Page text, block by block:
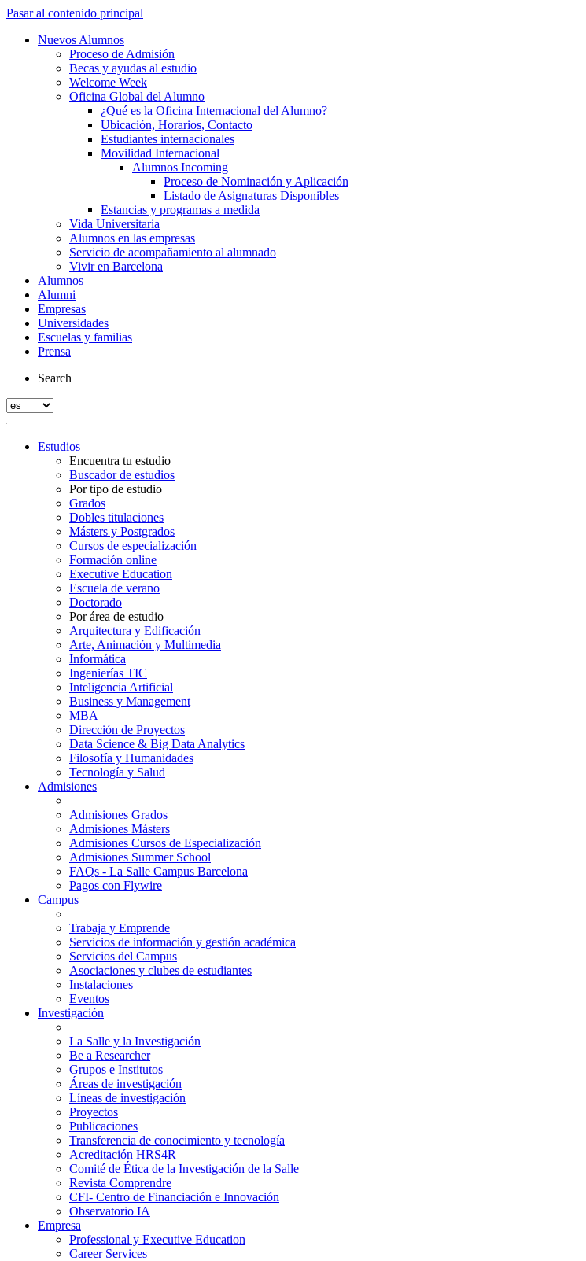
Pasar al contenido principal
Nuevos Alumnos
Proceso de Admisión
Becas y ayudas al estudio
Welcome Week
Oficina Global del Alumno
¿Qué es la Oficina Internacional del Alumno?
Ubicación, Horarios, Contacto
Estudiantes internacionales
Movilidad Internacional
Alumnos Incoming
Proceso de Nominación y Aplicación
Listado de Asignaturas Disponibles
Estancias y programas a medida
Vida Universitaria
Alumnos en las empresas
Servicio de acompañamiento al alumnado
Vivir en Barcelona
Alumnos
Alumni
Empresas
Universidades
Escuelas y familias
Prensa
Search
Estudios
Encuentra tu estudio
Buscador de estudios
Por tipo de estudio
Grados
Dobles titulaciones
Másters y Postgrados
Cursos de especialización
Formación online
Executive Education
Escuela de verano
Doctorado
Por área de estudio
Arquitectura y Edificación
Arte, Animación y Multimedia
Informática
Ingenierías TIC
Inteligencia Artificial
Business y Management
MBA
Dirección de Proyectos
Data Science & Big Data Analytics
Filosofía y Humanidades
Tecnología y Salud
Admisiones
Admisiones Grados
Admisiones Másters
Admisiones Cursos de Especialización
Admisiones Summer School
FAQs - La Salle Campus Barcelona
Pagos con Flywire
Campus
Trabaja y Emprende
Servicios de información y gestión académica
Servicios del Campus
Asociaciones y clubes de estudiantes
Instalaciones
Eventos
Investigación
La Salle y la Investigación
Be a Researcher
Grupos e Institutos
Áreas de investigación
Líneas de investigación
Proyectos
Publicaciones
Transferencia de conocimiento y tecnología
Acreditación HRS4R
Comité de Ética de la Investigación de la Salle
Revista Comprendre
CFI- Centro de Financiación e Innovación
Observatorio IA
Empresa
Professional y Executive Education
Career Services